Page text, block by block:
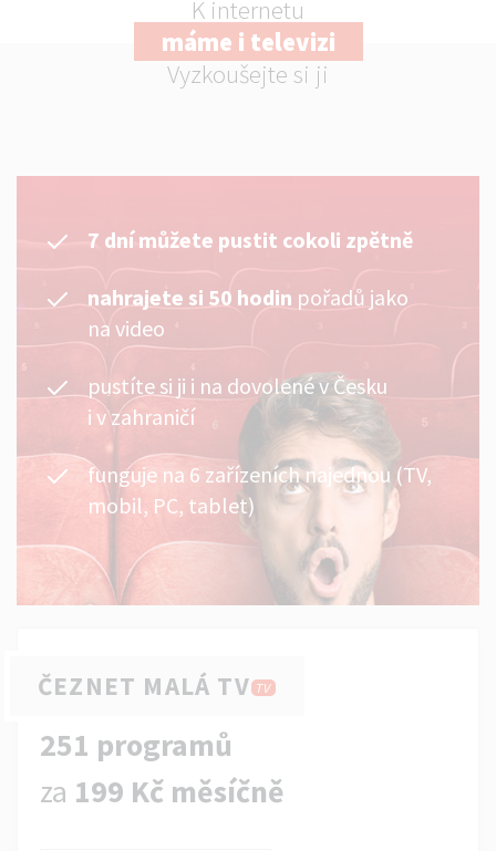
K internetu
máme i televizi
Vyzkoušejte si ji
7 dní můžete pustit cokoli zpětně
nahrajete si 50 hodin pořadů jako
na video
pustíte si ji i na dovolené v Česku
i v zahraničí
funguje na 6 zařízeních najednou (TV,
mobil, PC, tablet)
ČEZNET MALÁ TV TV
251 programů
za 199 Kč měsíčně